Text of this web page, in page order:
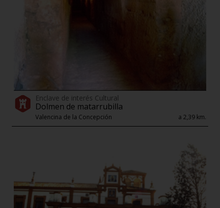
Enclave de interés Cultural
Dolmen de matarrubilla
Valencina de la Concepción a 2,39 km.